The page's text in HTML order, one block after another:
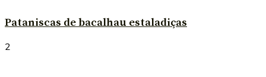
Pataniscas de bacalhau estaladiças
2